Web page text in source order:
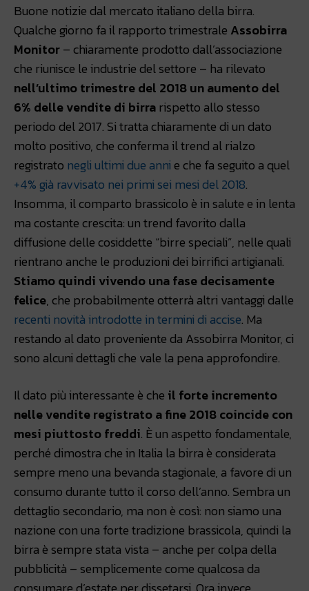
Buone notizie dal mercato italiano della birra.
Qualche giorno fa il rapporto trimestrale Assobirra
Monitor– chiaramente prodotto dall’associazione
che riunisce le industrie del settore – ha rilevato
nell’ultimo trimestre del 2018 un aumento del
6% delle vendite di birrarispetto allo stesso
periodo del 2017. Si tratta chiaramente di un dato
molto positivo, che conferma il trend al rialzo
registrato negli ultimidue anni e che fa seguito a quel
+4% già ravvisato nei primi sei mesi del 2018.
Insomma, il comparto brassicolo è in salute e in lenta
ma costante crescita: un trend favorito dalla
diffusione delle cosiddette “birre speciali”, nelle quali
rientrano anche le produzioni dei birrifici artigianali.
Stiamo quindi vivendo una fase decisamente
felice, che probabilmente otterrà altri vantaggi dalle
recenti novità introdotte in termini di accise. Ma
restando al dato proveniente da Assobirra Monitor, ci
sono alcuni dettagli che vale la pena approfondire.
Il dato più interessante è che il forte incremento
nelle vendite registrato a fine 2018 coincide con
mesi piuttosto freddi. È un aspetto fondamentale,
perché dimostra che in Italia la birra è considerata
sempre meno una bevanda stagionale, a favore di un
consumo durante tutto il corso dell’anno. Sembra un
dettaglio secondario, ma non è così: non siamo una
nazione con una forte tradizione brassicola, quindi la
birra è sempre stata vista – anche per colpa della
pubblicità – semplicemente come qualcosa da